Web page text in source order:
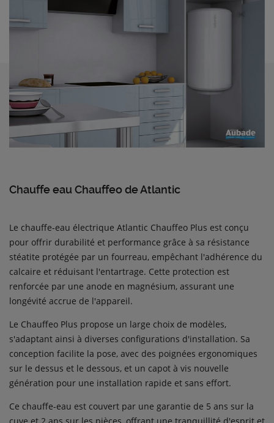
Chauffe eau Chauffeo de Atlantic
Le chauffe-eau électrique Atlantic Chauffeo Plus est conçu
pour offrir durabilité et performance grâce à sa résistance
stéatite protégée par un fourreau, empêchant l'adhérence du
calcaire et réduisant l'entartrage. Cette protection est
renforcée par une anode en magnésium, assurant une
longévité accrue de l'appareil.
Le Chauffeo Plus propose un large choix de modèles,
s'adaptant ainsi à diverses configurations d'installation. Sa
conception facilite la pose, avec des poignées ergonomiques
sur le dessus et le dessous, et un capot à vis nouvelle
génération pour une installation rapide et sans effort.
Ce chauffe-eau est couvert par une garantie de 5 ans sur la